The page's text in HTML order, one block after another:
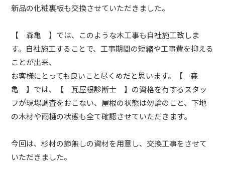
新品の化粧裏板も交換させていただきました。
【 森亀 】では、このような木工事も自社施工致しま
す。自社施工することで、工事期間の短縮や工事費を抑える
ことが出来、
お客様にとっても良いこと尽くめだと思います。【 森
亀 】では、【 瓦屋根診断士 】の資格を有するスタッ
フが現場調査をおこない、屋根の状態は勿論のこと、下地
の木材や雨樋の状態も全て確認させていただきます。
今回は、杉材の節無しの資材を用意し、交換工事をさせて
いただきました。